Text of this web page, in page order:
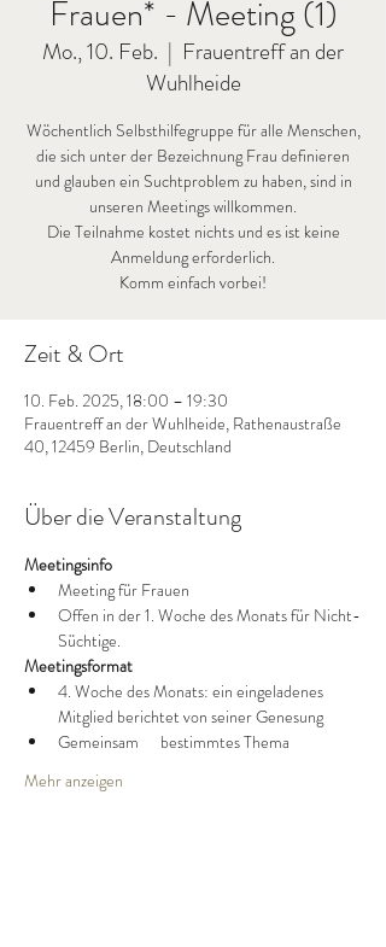
Frauen* - Meeting (1)
Mo., 10. Feb.
  |
Frauentreff an der
Wuhlheide
Wöchentlich Selbsthilfegruppe für alle Menschen,
die sich unter der Bezeichnung Frau definieren
und glauben ein Suchtproblem zu haben, sind in
unseren Meetings willkommen.
Die Teilnahme kostet nichts und es ist keine
Anmeldung erforderlich.
Komm einfach vorbei!
Zeit & Ort
10. Feb. 2025, 18:00 – 19:30
Frauentreff an der Wuhlheide, Rathenaustraße
40, 12459 Berlin, Deutschland
Über die Veranstaltung
Meetingsinfo
Meeting für Frauen
Offen in der 1. Woche des Monats für Nicht-
Süchtige.
Meetingsformat
4. Woche des Monats: ein eingeladenes
Mitglied berichtet von seiner Genesung
Gemeinsam      bestimmtes Thema
Mehr anzeigen